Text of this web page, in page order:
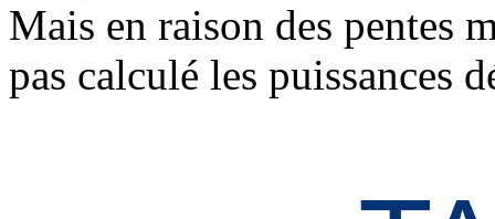
Mais en raison des pentes
pas calculé les puissances